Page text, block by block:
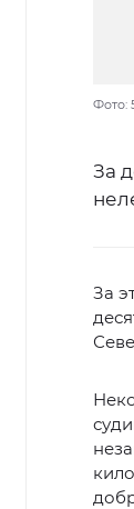
Фото:
За
За